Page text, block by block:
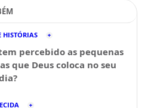
HISTÓRIAS
percebido as pequenas
que Deus coloca no seu